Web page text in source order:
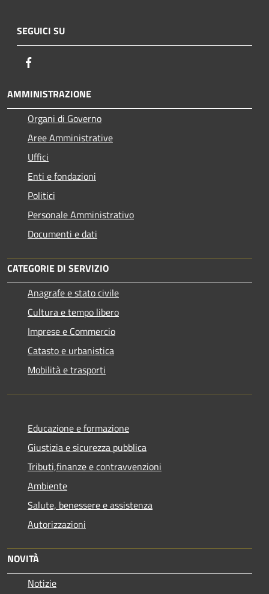
SEGUICI SU
AMMINISTRAZIONE
Organi di Governo
Aree Amministrative
Uffici
Enti e fondazioni
Politici
Personale Amministrativo
Documenti e dati
CATEGORIE DI SERVIZIO
Anagrafe e stato civile
Cultura e tempo libero
Imprese e Commercio
Catasto e urbanistica
Mobilità e trasporti
Educazione e formazione
Giustizia e sicurezza pubblica
Tributi,finanze e contravvenzioni
Ambiente
Salute, benessere e assistenza
Autorizzazioni
NOVITÀ
Notizie